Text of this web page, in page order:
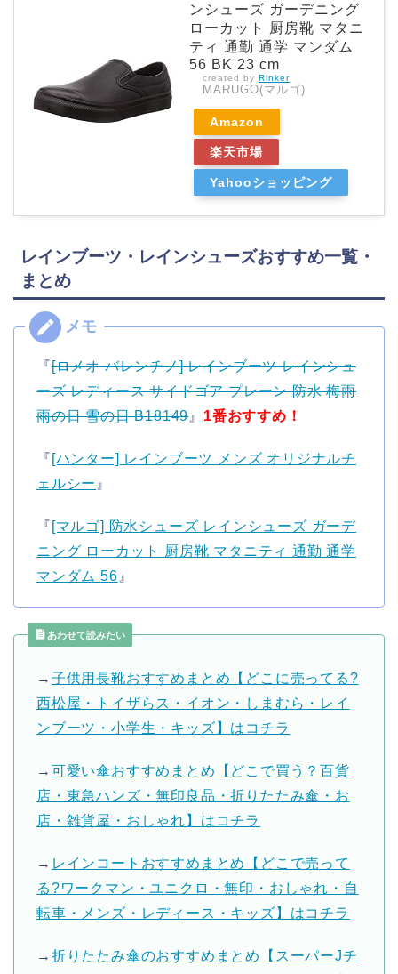
ンシューズ ガーデニング
ローカット 厨房靴 マタニ
ティ 通勤 通学 マンダム
56 BK 23 cm
created by Rinker
MARUGO(マルゴ)
Amazon
楽天市場
Yahooショッピング
レインブーツ・レインシューズおすすめ一覧・
まとめ
『[ロメオ バレンチノ] レインブーツ レインシュ
ーズ レディース サイドゴア プレーン 防水 梅雨
雨の日 雪の日 B18149』 1番おすすめ！
『 [ハンター] レインブーツ メンズ オリジナルチ
ェルシー 』
『 [マルゴ] 防水シューズ レインシューズ ガーデ
ニング ローカット 厨房靴 マタニティ 通勤 通学
マンダム 56 』
あわせて読みたい
→ 子供用長靴おすすめまとめ【どこに売ってる?
西松屋・トイザらス・イオン・しまむら・レイ
ンブーツ・小学生・キッズ】はコチラ
→ 可愛い傘おすすめまとめ【どこで買う？百貨
店・東急ハンズ・無印良品・折りたたみ傘・お
店・雑貨屋・おしゃれ】はコチラ
→ レインコートおすすめまとめ【どこで売って
る?ワークマン・ユニクロ・無印・おしゃれ・自
転車・メンズ・レディース・キッズ】はコチラ
→ 折りたたみ傘のおすすめまとめ【スーパーJチ